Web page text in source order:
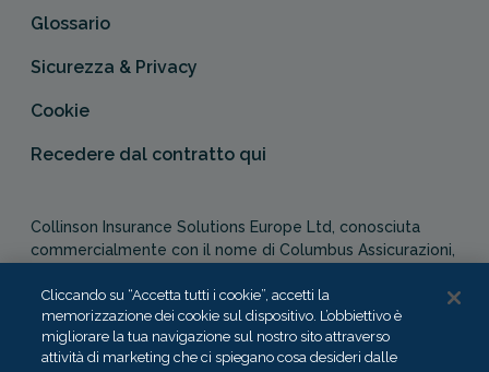
Glossario
Sicurezza & Privacy
Cookie
Recedere dal contratto qui
Collinson Insurance Solutions Europe Ltd, conosciuta
commercialmente con il nome di Columbus Assicurazioni,
Authority in qualità di agente assicurativo (Distribution Act
-Cap. 487). In Italia, Columbus Assicurazioni è soggetta
alla vigilanza dell’IVASS.
Cliccando su “Accetta tutti i cookie”, accetti la
memorizzazione dei cookie sul dispositivo. L’obbiettivo è
migliorare la tua navigazione sul nostro sito attraverso
attività di marketing che ci spiegano cosa desideri dalle